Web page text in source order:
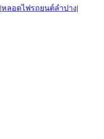
|หลอดไฟรถยนต์ลำปาง|